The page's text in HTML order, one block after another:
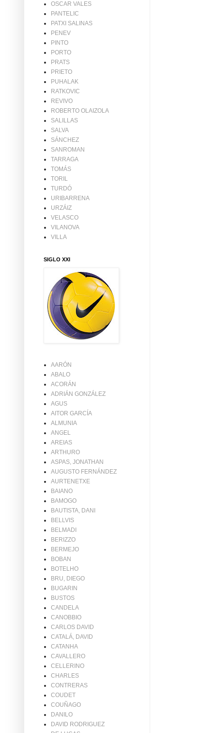
OSCAR VALES
PANTELIC
PATXI SALINAS
PENEV
PINTO
PORTO
PRATS
PRIETO
PUHALAK
RATKOVIC
REVIVO
ROBERTO OLAIZOLA
SALILLAS
SALVA
SÁNCHEZ
SANROMAN
TARRAGA
TOMÁS
TORIL
TURDÓ
URIBARRENA
URZÁIZ
VELASCO
VILANOVA
VILLA
SIGLO XXI
AARÓN
ABALO
ACORÁN
ADRIÁN GONZÁLEZ
AGUS
AITOR GARCÍA
ALMUNIA
ANGEL
AREIAS
ARTHURO
ASPAS, JONATHAN
AUGUSTO FERNÁNDEZ
AURTENETXE
BAIANO
BAMOGO
BAUTISTA, DANI
BELLVIS
BELMADI
BERIZZO
BERMEJO
BOBAN
BOTELHO
BRU, DIEGO
BUGARIN
BUSTOS
CANDELA
CANOBBIO
CARLOS DAVID
CATALÁ, DAVID
CATANHA
CAVALLERO
CELLERINO
CHARLES
CONTRERAS
COUDET
COUÑAGO
DANILO
DAVID RODRIGUEZ